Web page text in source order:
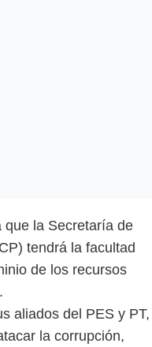
que la Secretaría de
tendrá la facultad
de los recursos
aliados del PES y PT,
la corrupción,